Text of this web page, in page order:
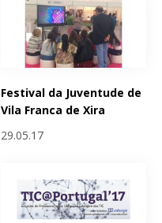
Festival da Juventude de
Vila Franca de Xira
29.05.17